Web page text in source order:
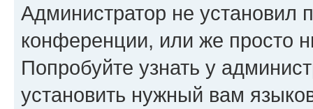
Администратор не установил
конференции, или же просто
Попробуйте узнать у
установить нужный вам